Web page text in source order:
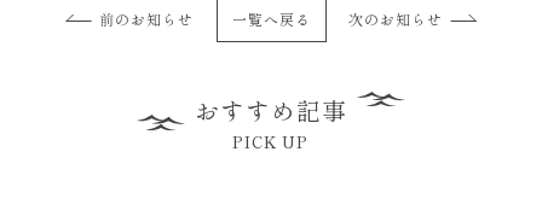
前のお知らせ 一覧へ戻る 次のお知らせ
おすすめ記事
PICK UP